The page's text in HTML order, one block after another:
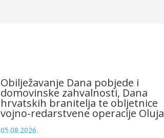
Obilježavanje Dana pobjede i
domovinske zahvalnosti, Dana
hrvatskih branitelja te obljetnice
vojno-redarstvene operacije Oluja
05.08.2026.